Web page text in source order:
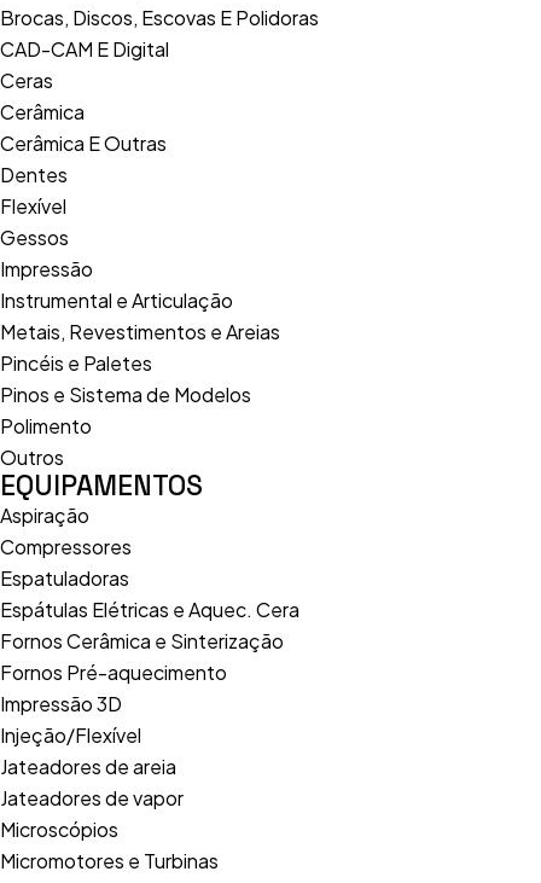
Brocas, Discos, Escovas E Polidoras
CAD-CAM E Digital
Ceras
Cerâmica
Cerâmica E Outras
Dentes
Flexível
Gessos
Impressão
Instrumental e Articulação
Metais, Revestimentos e Areias
Pincéis e Paletes
Pinos e Sistema de Modelos
Polimento
Outros
EQUIPAMENTOS
Aspiração
Compressores
Espatuladoras
Espátulas Elétricas e Aquec. Cera
Fornos Cerâmica e Sinterização
Fornos Pré-aquecimento
Impressão 3D
Injeção/Flexível
Jateadores de areia
Jateadores de vapor
Microscópios
Micromotores e Turbinas